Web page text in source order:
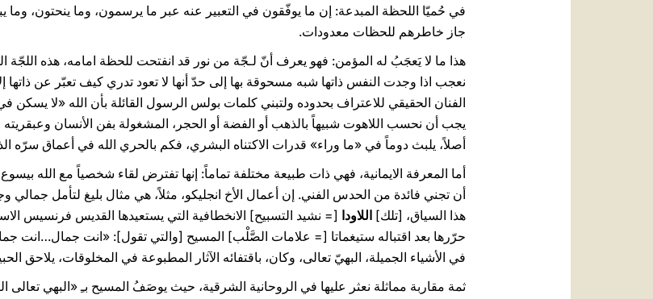
في حُميّا اللحظة المبدعة: إن ما يوفّقون في التعبير عنه عبر ما يرسمون، وما ينحتون،
جاز خاطرهم للحظات معدودات.
هذا ما لا يَعجَبُ له المؤمن: فهو يعرف أنّ لـجّة من نور قد انفتحت للحظة امامه، هذه اللجّة
نعجب اذا وجدت النفس ذاتها شبه مسحوقة بها إلى حدّ أنها لا تعود تدري كيف تعبّر عن ذاتها
الفنان الحقيقي للاعتراف بحدوده ولتبني كلمات بولس الرسول القائلة بأن الله «لا يسكن
أصلاً، يلبث دوماً في «ما وراء» قدرات الاكتناه البشري، فكم بالحري الله في أعماق سرّه
أما المعرفة الايمانية، فهي ذات طبيعة مختلفة تماماً: إنها تفترض لقاء شخصياً مع الله
أن تجني فائدة من الحدس الفني. إن أعمال الأخ انجليكو، مثلاً، هي مثال بليغ لتأمل جمالي
هذا السياق، [تلك] اللاودا [= نشيد التسبيح] الانخطافية التي يستعيدها القديس فرنسيس
حرّرها بعد اقتباله ستيغماتا [= علامات الصَّلْب] المسيح [والتي تقول]: «انت جمال…انت
في الأشياء الجميلة، البهيّ تعالى، وكان، باقتفائه الآثار المطبوعة في المخلوقات، يلاحق
ثمة مقاربة مماثلة نعثر عليها في الروحانية الشرقية، حيث يوصَفُ المسيح بـِ «البهي تعالى